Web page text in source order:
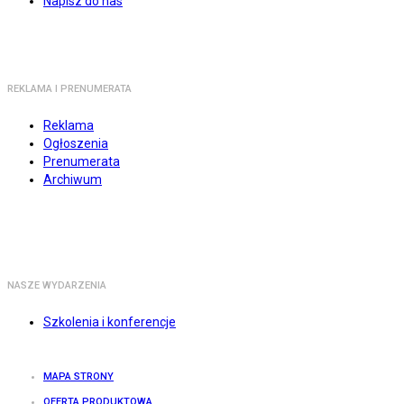
REKLAMA I PRENUMERATA
Reklama
Ogłoszenia
Prenumerata
Archiwum
NASZE WYDARZENIA
Szkolenia i konferencje
MAPA STRONY